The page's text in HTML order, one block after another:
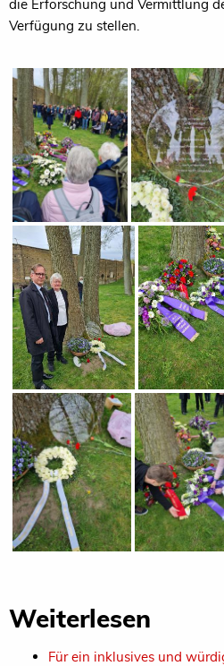
die Erforschung und Vermittlung
Verfügung zu stellen.
Weiterlesen
Für ein inklusives und